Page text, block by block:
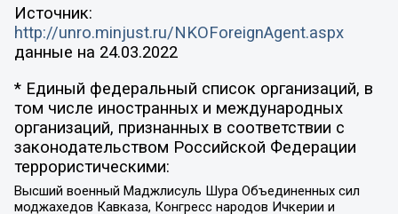
Источник:
http://unro.minjust.ru/NKOForeignAgent.aspx
данные на 24.03.2022
* Единый федеральный список организаций, в
том числе иностранных и международных
организаций, признанных в соответствии с
законодательством Российской Федерации
террористическими:
Высший военный Маджлисуль Шура Объединенных сил
моджахедов Кавказа, Конгресс народов Ичкерии и